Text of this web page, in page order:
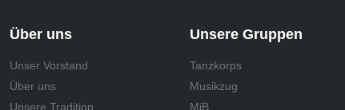
Über uns
Unser Vorstand
Über uns
Unsere Tradition
Unsere Gruppen
Tanzkorps
Musikzug
MiB